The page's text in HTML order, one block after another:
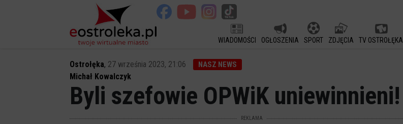
WIADOMOŚCI OGŁOSZENIA SPORT ZDJĘCIA TV OSTROŁĘKA
Ostrołęka, 27 września 2023, 21:06 NASZ NEWS
Michał Kowalczyk
Byli szefowie OPWiK uniewinnieni!
REKLAMA